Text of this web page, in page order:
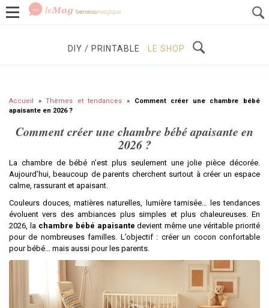
GROSSESSE BÉBÉS / ENFANTS
DIY / PRINTABLE LE SHOP
Accueil »Thèmes et tendances »
Comment créer une chambre bébé
apaisante en 2026 ?
Comment créer une chambre bébé apaisante en
2026 ?
La chambre de bébé n’est plus seulement une jolie pièce décorée.
Aujourd’hui, beaucoup de parents cherchent surtout à créer un espace
calme, rassurant et apaisant.
Couleurs douces, matières naturelles, lumière tamisée… les tendances
évoluent vers des ambiances plus simples et plus chaleureuses. En
2026, la chambre bébé apaisante devient même une véritable priorité
pour de nombreuses familles. L’objectif : créer un cocon confortable
pour bébé… mais aussi pour les parents.